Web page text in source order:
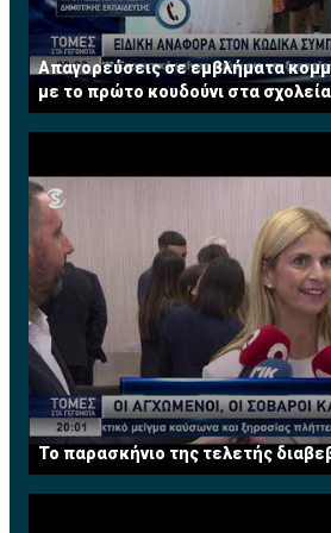
Απαγορεύσεις σε εμβλήματα
με το πρώτο κουδούνι στα σχολεία
Το παρασκήνιο της τελετής